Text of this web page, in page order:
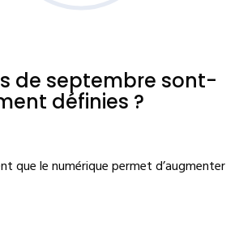
de septembre sont-
définies ?
que le numérique permet d’augmenter